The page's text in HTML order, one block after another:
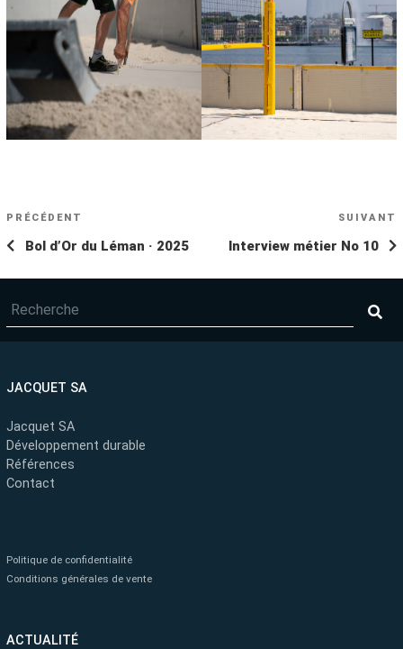
NAVIGATION
DE
Article
précédent
PRÉCÉDENT
Bol d’Or du Léman · 2025
SUIVANT
Interview métier No 10
JACQUET SA
Jacquet SA
Développement durable
Références
Contact
Politique de confidentialité
Conditions générales de vente
ACTUALITÉ